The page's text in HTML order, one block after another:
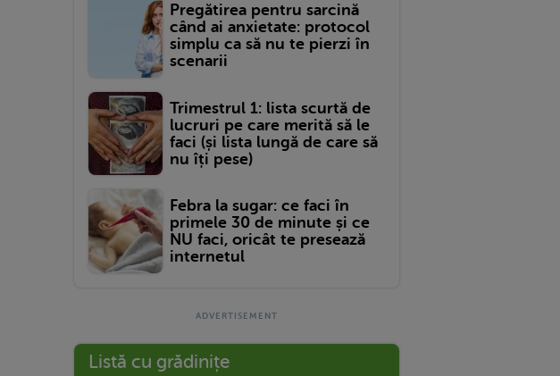
Pregătirea pentru sarcină
când ai anxietate: protocol
simplu ca să nu te pierzi în
scenarii
Trimestrul 1: lista scurtă de
lucruri pe care merită să le
faci (și lista lungă de care să
nu îți pese)
Febra la sugar: ce faci în
primele 30 de minute și ce
NU faci, oricât te presează
internetul
Listă cu grădinițe